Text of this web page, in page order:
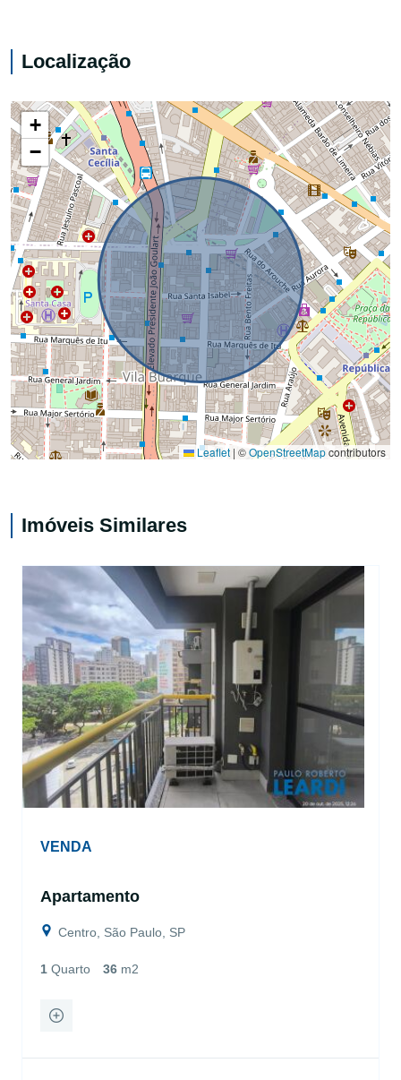
Localização
+
−
Leaflet | ©OpenStreetMapcontributors
Imóveis Similares
VENDA
Apartamento
Centro, São Paulo, SP
1 Quarto 36 m2